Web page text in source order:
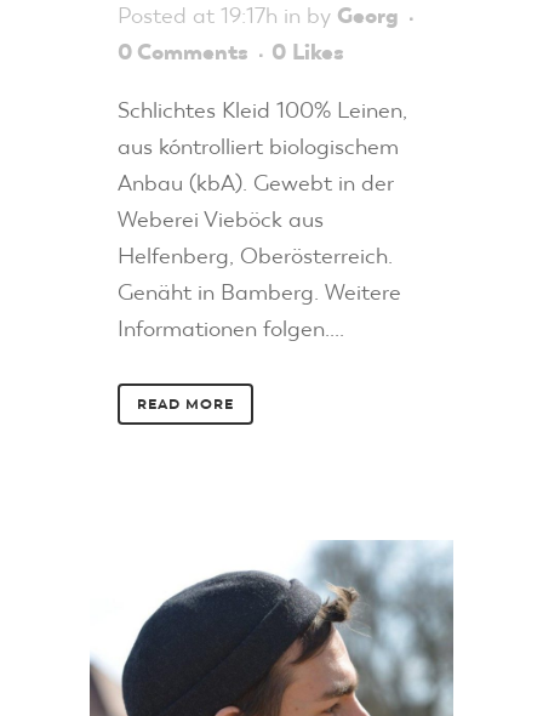
Posted at 19:17h in by Georg
0 Comments
0 Likes
Schlichtes Kleid 100% Leinen,
aus kóntrolliert biologischem
Anbau (kbA). Gewebt in der
Weberei Vieböck aus
Helfenberg, Oberösterreich.
Genäht in Bamberg. Weitere
Informationen folgen....
READ MORE